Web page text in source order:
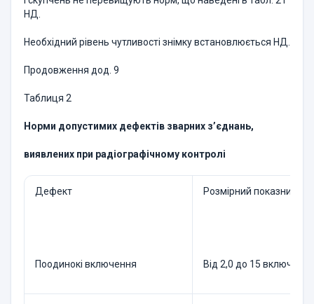
НД.
Необхідний рівень чутливості знімку встановлюється НД.
Продовження дод. 9
Таблиця 2
Норми допустимих дефектів зварних з’єднань,
виявлених при радіографічному контролі
Дефект Розмірний показник
Поодинокі включення Від 2,0 до 15 включно